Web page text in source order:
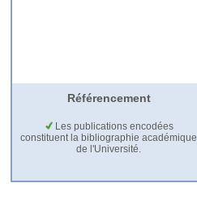
Référencement
Les publications encodées
constituent la bibliographie académique
de l'Université.